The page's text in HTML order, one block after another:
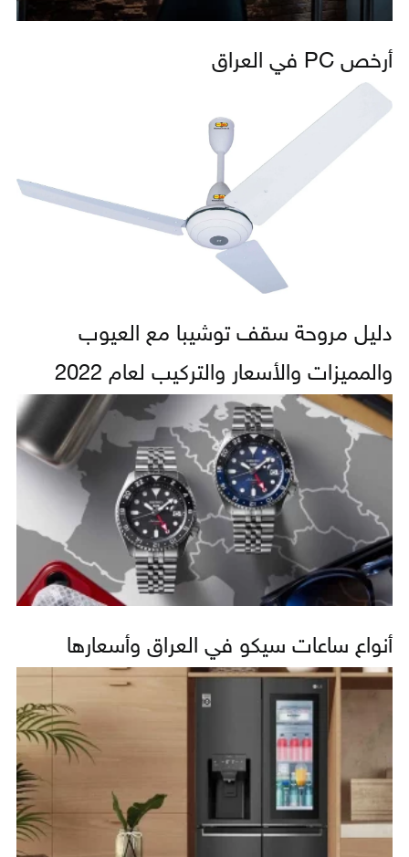
أرخص PC في العراق
دليل مروحة سقف توشيبا مع العيوب
والمميزات والأسعار والتركيب لعام 2022
أنواع ساعات سيكو في العراق وأسعارها